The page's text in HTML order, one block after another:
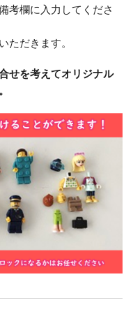
考欄に入力してくださ
ただきます。
せを考えてオリジナル